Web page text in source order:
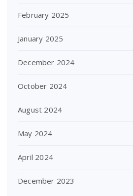
February 2025
January 2025
December 2024
October 2024
August 2024
May 2024
April 2024
December 2023